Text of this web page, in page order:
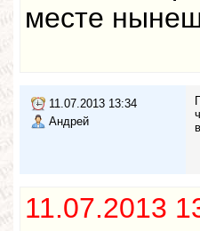
месте
11.07.2013 13:34
Андрей
11.07.2013